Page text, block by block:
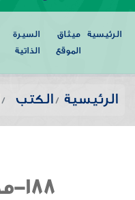
الرئيسية
ميثاق
الموقع
السيرة
الذاتية
الرئيسية الكتب
188-مدينة ابها كما عرفتها و عشت فيها